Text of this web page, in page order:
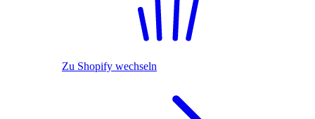
Zu Shopify wechseln